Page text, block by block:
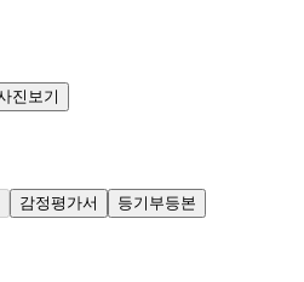
진보기
감정평가서 등기부등본